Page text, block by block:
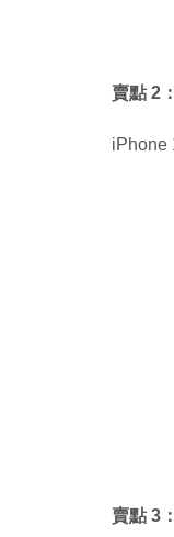
賣點 2
iPhone
賣點 3